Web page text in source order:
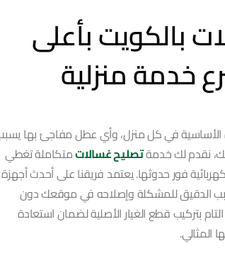
بالكويت بأعلى
خدمة منزلية
الأساسية في كل منزل، وأي عطل مفاجئ بها
نقدم لك خدمةتصليح غسالاتمتكاملة تغطي
فور حدوثها. يعتمد فريقنا على أحدث أجهزة
الدقيق للمشكلة وإصلاحه في موقعك دون
التام بتركيب قطع الغيار الأصلية لضمان استعادة
المثالي.